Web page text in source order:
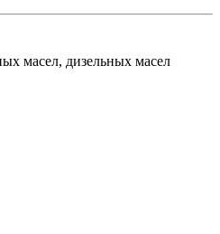
масел, дизельных масел